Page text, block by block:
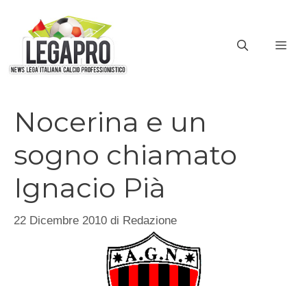
contenuto
Nocerina e un
sogno chiamato
Ignacio Pià
22 Dicembre 2010 di Redazione